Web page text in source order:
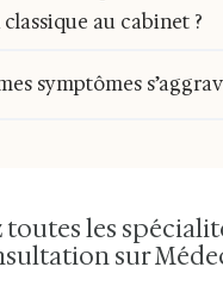
du traitement, l’analyse
au cabinet ?
pas, surtout dans
symptômes
toutes les
sur